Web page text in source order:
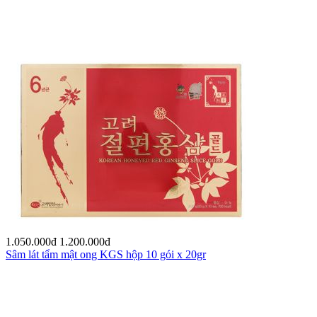
1.050.000đ 1.200.000đ
Sâm lát tẩm mật ong KGS hộp 10 gói x 20gr